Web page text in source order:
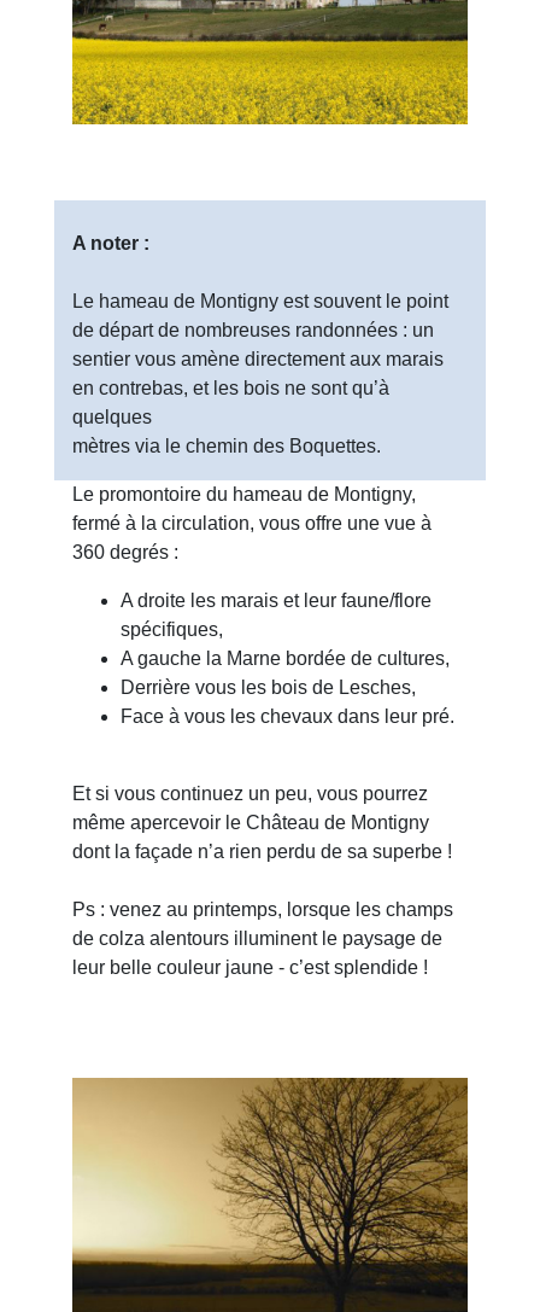
A noter :
Le hameau de Montigny est souvent le point
de départ de nombreuses randonnées : un
sentier vous amène directement aux marais
en contrebas, et les bois ne sont qu’à
quelques
mètres via le chemin des Boquettes.
Le promontoire du hameau de Montigny,
fermé à la circulation, vous offre une vue à
360 degrés :
A droite les marais et leur faune/flore
spécifiques,
A gauche la Marne bordée de cultures,
Derrière vous les bois de Lesches,
Face à vous les chevaux dans leur pré.
Et si vous continuez un peu, vous pourrez
même apercevoir le Château de Montigny
dont la façade n’a rien perdu de sa superbe !
Ps : venez au printemps, lorsque les champs
de colza alentours illuminent le paysage de
leur belle couleur jaune - c’est splendide !